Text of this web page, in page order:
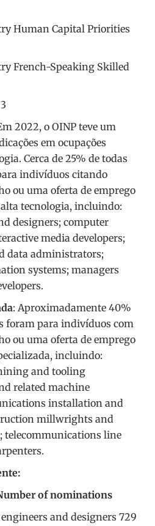
Human Capital Priorities
French-Speaking Skilled
2022, o OINP teve um
em ocupações
Cerca de 25% de todas
indivíduos citando
ou uma oferta de emprego
tecnologia, incluindo:
designers; computer
media developers;
data administrators;
systems; managers
: Aproximadamente 40%
foram para indivíduos com
ou uma oferta de emprego
incluindo:
and tooling
related machine
installation and
millwrights and
telecommunications line
of nominations
and designers 729